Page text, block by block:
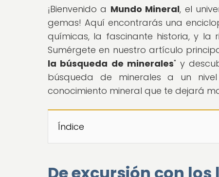
¡Bienvenido a Mundo Mineral, el
gemas! Aquí encontrarás una
químicas, la fascinante historia, y
Sumérgete en nuestro artículo
la búsqueda de minerales" y
búsqueda de minerales a un
conocimiento mineral que te dejará
Índice